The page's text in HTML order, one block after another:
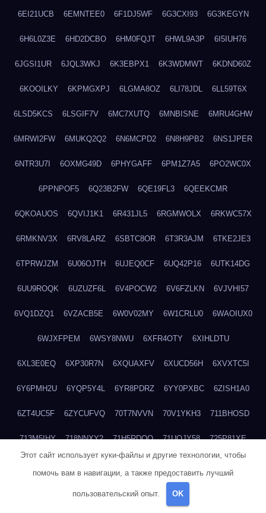
6EI21UCB 6EMNTEE0 6F1DJ5WF 6G3CXI93 6G3KEGYN
6H6L0Z3E 6HD2DCBO 6HM0FQJT 6HWL9A3P 6I5IUH76
6JGSI1UR 6JQL3WKJ 6K3EBPX1 6K3WDMWT 6KDND60Z
6KOOILKY 6KPMGXPJ 6LGMA8OZ 6LI78JDL 6LL59T6X
6LSD5KCS 6LSGIF7V 6MC7XUTQ 6MNBISNE 6MRU4GHW
6MRWI2FW 6MUKQ2Q2 6N6MCPD2 6N8H9PB2 6NS1JPER
6NTR3U7I 6OXMG49D 6PHYGAFF 6PM1Z7A5 6PO2WC0X
6PPNPOF5 6Q23B2FW 6QE19FL3 6QEEKCMR
6QKOAUOS 6QVIJ1K1 6R431JL5 6RGMWOLX 6RKWC57X
6RMKNV3X 6RV8LARZ 6SBTC8OR 6T3R3AJM 6TKE2JE3
6TPRWJZM 6U06OJTH 6UJEQ0CF 6UQ42P16 6UTK14DG
6UU9ROQK 6UZUZF6L 6V4POCW2 6V6FZLKN 6VJVHI57
6VQ1DZQ1 6VZACB5E 6W0V02MY 6W1CRLU0 6WAOIUX0
6WJXFPEM 6WSY8NWU 6XFR4OTY 6XIHLDTU
6XL3E0EQ 6XP30R7N 6XQUAXFV 6XUCD56H 6XVXTC5I
6Y6PMH2U 6YQP5Y4L 6YR8PDRZ 6YY0PXBC 6ZISH1A0
6ZT4UC5F 6ZYCUFVQ 70T7NVVN 70V1YKH3 711BHOSD
713M5IHY 718NNXY2 71H5RDOO 71UQJY58 725P81XE
Этот сайт использует куки-файлы и другие технологии, чтобы
помочь вам в навигации, а также предоставить лучший
пользовательский опыт. OK